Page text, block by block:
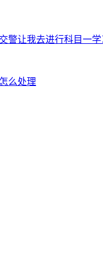
让我去进行科目一
么处理